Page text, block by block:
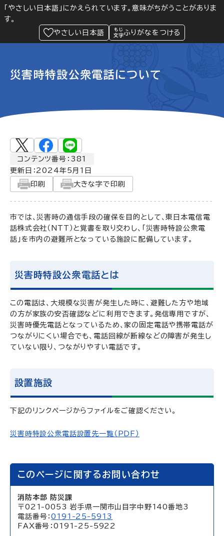
「やさしい日本語」にかえられています。意味がちがうことがありま
す。
やさしい日本語
ふりがなをつける
Language 閲覧支援
緊急情報
災害時特設公衆電話について
コンテンツ番号：381
更新日： 2024年5月1日
印刷
大きな字で印刷
市では、災害時の通信手段の確保を目的として、東日本電信電
話株式会社（NTT）と覚書を取り交わし、「災害時特設公衆電
話」を市内の避難所となっている施設に配備しています。
災害時特設公衆電話とは
この電話は、大規模な災害が発生した時に、避難した方や地域
の方が家族の安否確認などに利用できます。発信専用ですが、
災害時優先電話となっているため、家の固定電話や携帯電話が
つながりにくい場合でも、電話回線が断線などの障害が発生し
ていない限り、つながりやすい電話です。
設置施設
下記のリンクページからファイルをご確認ください。
災害時特設公衆電話設置先一覧（PDF）
このページに関するお問い合わせ
消防本部 防災課
〒021-0053 岩手県一関市山目字中野140番地3
電話番号：0191-25-5913
FAX番号：0191-25-5922